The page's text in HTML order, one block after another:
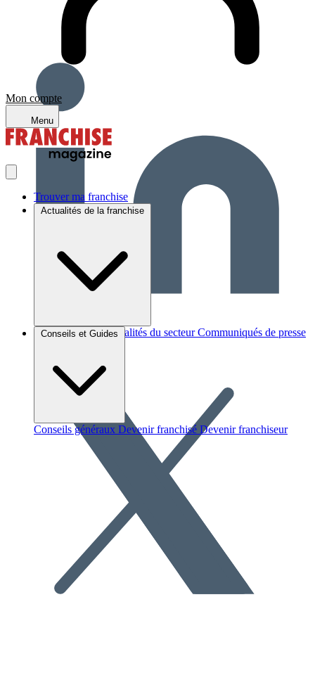
Mon compte
Menu
Trouver ma franchise
Actualités de la franchise
Brèves et actus Actualités du secteur Communiqués de presse
Conseils et Guides
Conseils généraux Devenir franchisé Devenir franchiseur